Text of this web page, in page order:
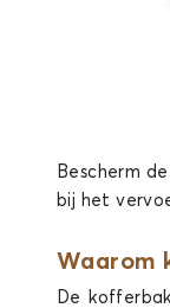
Bescherm
bij het
Waarom
De